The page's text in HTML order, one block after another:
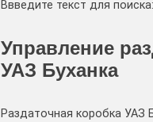
Ввведите текст для
Управление
УАЗ Буханка
Раздаточная коробка УАЗ